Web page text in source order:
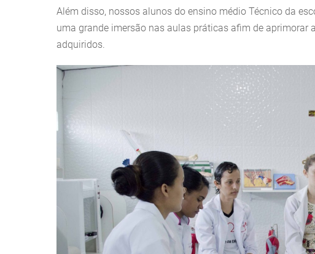
Além disso, nossos alunos do ensino médio Técnico da
uma grande imersão nas aulas práticas afim de aprimorar
adquiridos.